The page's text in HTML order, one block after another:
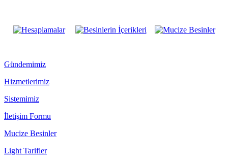
Gündemimiz
Hizmetlerimiz
Sistemimiz
İletişim Formu
Mucize Besinler
Light Tarifler